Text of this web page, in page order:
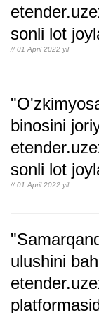
sonli lot
// 01 April 2022 yil
binosini
sonli lot
// 01 April 2022 yil
ulushini